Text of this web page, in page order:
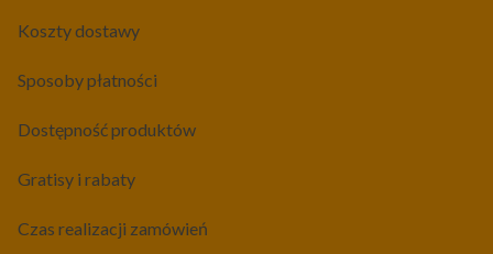
Koszty dostawy
Sposoby płatności
Dostępność produktów
Gratisy i rabaty
Czas realizacji zamówień